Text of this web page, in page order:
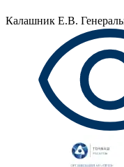
Калашник Е.В.